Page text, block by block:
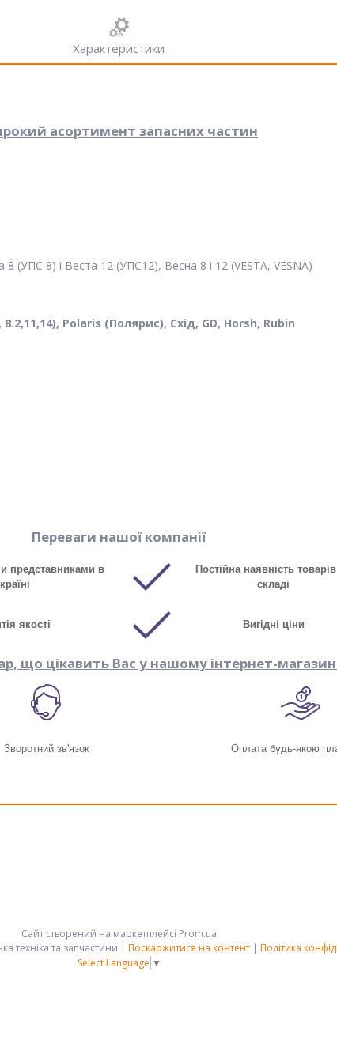
Характеристики
асортимент запасних частин
(УПС 8) і Веста 12 (УПС12), Весна 8 і 12 (VESTA, VESNA)
Polaris (Полярис), Схід, GD, Horsh, Rubin
Переваги нашої компанії
представниками в
Постійна наявність
складі
якості Вигідні ціни
що цікавить Вас у нашому інтернет-
Зворотний зв'язок Оплата будь-якою
Сайт створений на маркетплейсі Prom.ua
АРК-ГРУПП - сільськогосподарська техніка та запчастини | Поскаржитися на контент | Політика
Select Language ▼